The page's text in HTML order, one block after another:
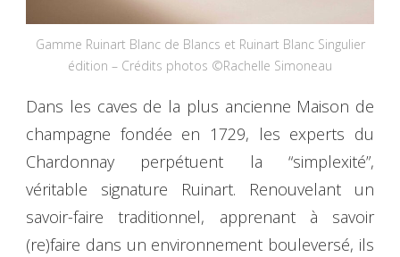
Gamme Ruinart Blanc de Blancs et Ruinart Blanc Singulier
édition – Crédits photos ©Rachelle Simoneau
Dans les caves de la plus ancienne Maison de
champagne fondée en 1729, les experts du
Chardonnay perpétuent la “simplexité”,
véritable signature Ruinart. Renouvelant un
savoir-faire traditionnel, apprenant à savoir
(re)faire dans un environnement bouleversé, ils